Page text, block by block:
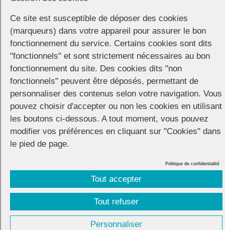
Le parcours :
avenue des États-unis – place Gaillard – rue Montlosier –
place Delille – boulevard Trudaine – cour Sablon – fac de
Lettre – boulevard Mitterrand – Comédie/Maison de la
culture – rue Gonod
et retour en fin d’après midi sur la place de Jaude.
A plusieurs occasions, les manifestants feront des arrêts,
notamment devant le monument de la Déportation,
devant le siège de l’ordre des médecins ou devant la
faculté de Lettres.
CONNECTION© 2026 |Mentions légales|Cookies|
Unscuzzy| Conception :
Ce site est susceptible de déposer des cookies
(marqueurs) dans votre appareil pour assurer le bon
fonctionnement du service. Certains cookies sont dits
"fonctionnels" et sont strictement nécessaires au bon
fonctionnement du site. Des cookies dits "non
fonctionnels" peuvent être déposés, permettant de
personnaliser des contenus selon votre navigation. Vous
pouvez choisir d'accepter ou non les cookies en utilisant
les boutons ci-dessous. A tout moment, vous pouvez
modifier vos préférences en cliquant sur "Cookies" dans
le pied de page.
Tout accepter
Tout refuser
Personnaliser
Politique de confidentialité